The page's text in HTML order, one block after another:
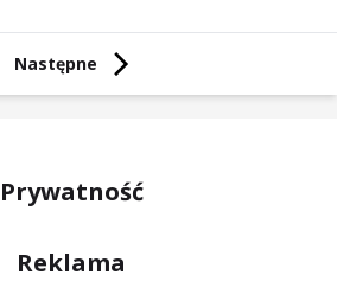
Następne
Prywatność
Reklama